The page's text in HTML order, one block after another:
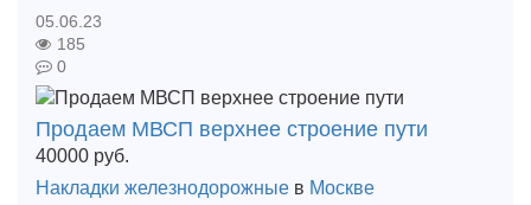
05.06.23
185
0
Продаем МВСП верхнее строение пути
40000 руб.
Накладки железнодорожные в Москве